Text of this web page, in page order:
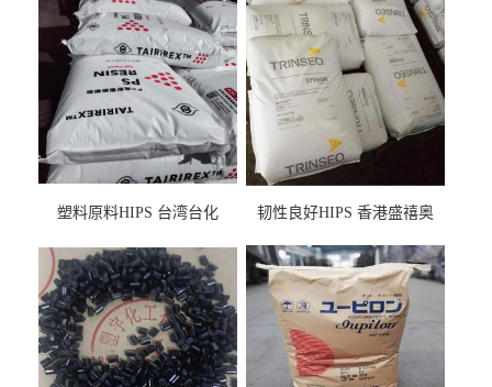
塑料原料HIPS 台湾台化
用料
韧性良好HIPS 香港盛禧奥